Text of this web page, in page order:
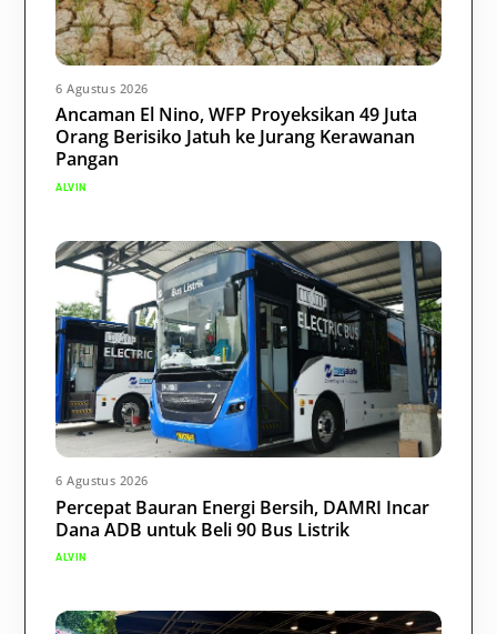
6 Agustus 2026
Ancaman El Nino, WFP Proyeksikan 49 Juta
Orang Berisiko Jatuh ke Jurang Kerawanan
Pangan
ALVIN
6 Agustus 2026
Percepat Bauran Energi Bersih, DAMRI Incar
Dana ADB untuk Beli 90 Bus Listrik
ALVIN